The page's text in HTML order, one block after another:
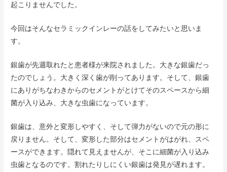
起こりませんでした。
今回はそんなセラミックインレーの話をしてみたいと思いま
す。
銀歯が先週取れたと患者様が来院されました。大きな銀歯だっ
たのでしょう。大きく深く歯が削ってあります。そして、銀歯
にありがちなわきからのセメントがとけてそのスペースから細
菌が入り込み、大きな虫歯になっています。
銀歯は、意外と変形しやすく、そして弾力がないので元の形に
戻りません。そして、変形した部分はセメントがはがれ、スペ
ースができます。隠れて見えませんが、そこに細菌が入り込み
虫歯となるのです。割れたりしにくい銀歯は発見が遅れます。